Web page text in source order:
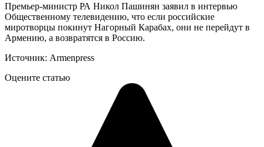
Премьер-министр РА Никол Пашинян заявил в интервью
Общественному телевидению, что если российские
миротворцы покинут Нагорный Карабах, они не перейдут в
Армению, а возвратятся в Россию.
Источник: Armenpress
Оцените статью